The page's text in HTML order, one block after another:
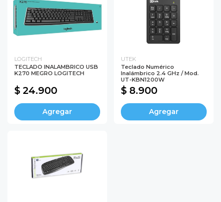
LOGITECH
TECLADO INALAMBRICO USB
K270 MEGRO LOGITECH
$ 24.900
Agregar
UTEK
Teclado Numérico
Inalámbrico 2.4 GHz / Mod.
UT-KBN1200W
$ 8.900
Agregar